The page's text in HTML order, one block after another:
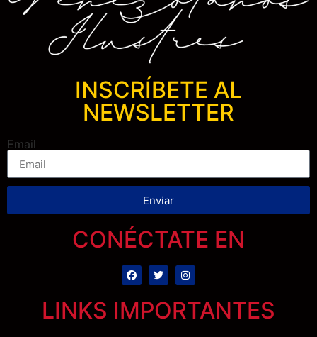
INSCRÍBETE AL
NEWSLETTER
Email
Enviar
CONÉCTATE EN
LINKS IMPORTANTES